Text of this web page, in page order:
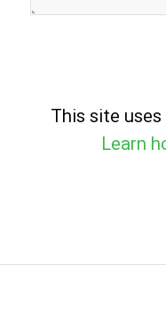
This site
Learn